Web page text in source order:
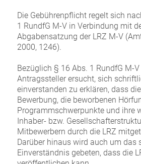
Die Gebührenpflicht regelt sich
1 RundfG M-V in Verbindung mit
Abgabensatzung der LRZ M-V
2000, 1246).
Bezüglich § 16 Abs. 1 RundfG M-
Antragssteller ersucht, sich
einverstanden zu erklären, dass
Bewerbung, die beworbenen
Programmschwerpunkte und ihre
Inhaber- bzw.
Mitbewerbern durch die LRZ
Darüber hinaus wird auch um das
Einverständnis gebeten, dass die